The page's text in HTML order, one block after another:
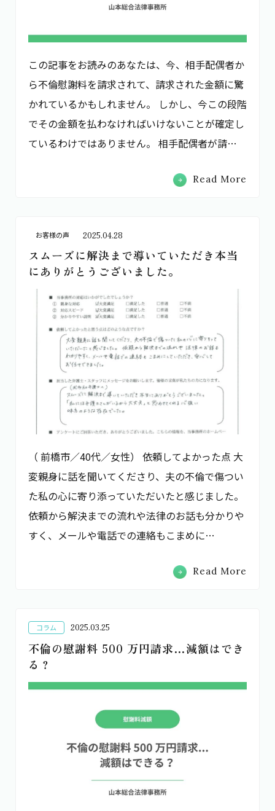
この記事をお読みのあなたは、今、相手配偶者か
ら不倫慰謝料を請求されて、請求された金額に驚
かれているかもしれません。 しかし、今この段階
でその金額を払わなければいけないことが確定し
ているわけではありません。 相手配偶者が請…
Read More
お客様の声 2025.04.28
スムーズに解決まで導いていただき本当
にありがとうございました。
（ 前橋市／40代／女性） 依頼してよかった点 大
変親身に話を聞いてくださり、夫の不倫で傷つい
た私の心に寄り添っていただいたと感じました。
依頼から解決までの流れや法律のお話も分かりや
すく、メールや電話での連絡もこまめに…
Read More
コラム 2025.03.25
不倫の慰謝料 500 万円請求…減額はでき
る？